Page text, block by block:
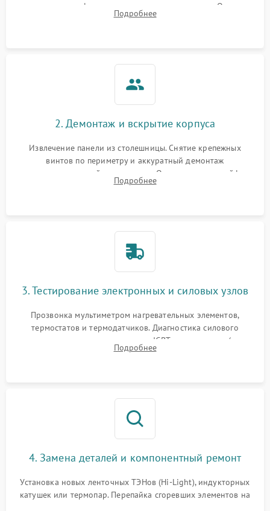
проверка конфорок на равномерность нагрева. Опрос
клиента о симптомах (не включается, не видит посуду,
Подробнее
2. Демонтаж и вскрытие корпуса
Извлечение панели из столешницы. Снятие крепежных
винтов по периметру и аккуратный демонтаж
стеклокерамической поверхности. Отсоединение шлейфов
сенсорного блока для доступа к силовым платам, катушкам
Подробнее
3. Тестирование электронных и силовых узлов
Прозвонка мультиметром нагревательных элементов,
термостатов и термодатчиков. Диагностика силового
модуля, реле, диодных мостов и IGBT-транзисторов (для
индукции). Проверка кранов и газ-контроля (для газовых
Подробнее
4. Замена деталей и компонентный ремонт
Установка новых ленточных ТЭНов (Hi-Light), индукторных
катушек или термопар. Перепайка сгоревших элементов на